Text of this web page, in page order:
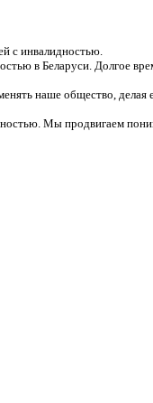
с инвалидностью.
в Беларуси. Долгое
наше общество,
Мы продвигаем